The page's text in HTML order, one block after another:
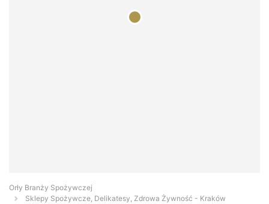
Orły Branży Spożywczej
Sklepy Spożywcze, Delikatesy, Zdrowa Żywność - Kraków